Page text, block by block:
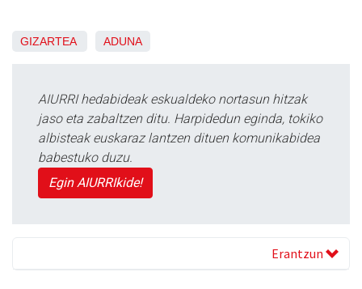
GIZARTEA ADUNA
AIURRI hedabideak eskualdeko nortasun hitzak
jaso eta zabaltzen ditu. Harpidedun eginda, tokiko
albisteak euskaraz lantzen dituen komunikabidea
babestuko duzu.
Egin AIURRIkide!
Erantzun